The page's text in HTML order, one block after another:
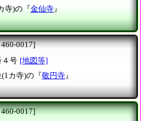
寺)の『金仙寺 』
0017]
４号 [地図等]
カ寺)の『敬円寺 』
0017]